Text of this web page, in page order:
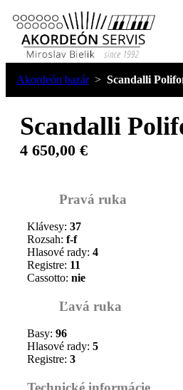
Akordeón bazár Scandalli
Scandalli
4 650,00 €
Pravá ruka
Klávesy: 37
Rozsah: f-f
Hlasové rady: 4
Registre: 11
Cassotto: nie
Ľavá ruka
Basy: 96
Hlasové rady: 5
Registre: 3